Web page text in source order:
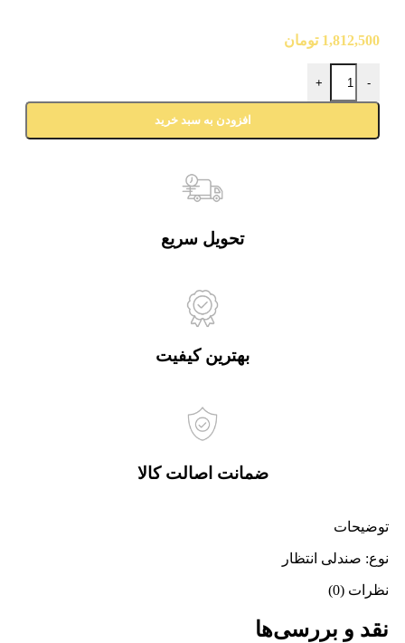
1,812,500 تومان
-
+
افزودن به سبد خرید
تحویل سریع
بهترین کیفیت
ضمانت اصالت کالا
توضیحات
نوع: صندلی انتظار
نظرات (0)
نقد و بررسی‌ها